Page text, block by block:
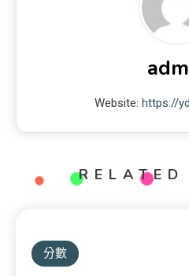
Website: https://
RELATED
分數